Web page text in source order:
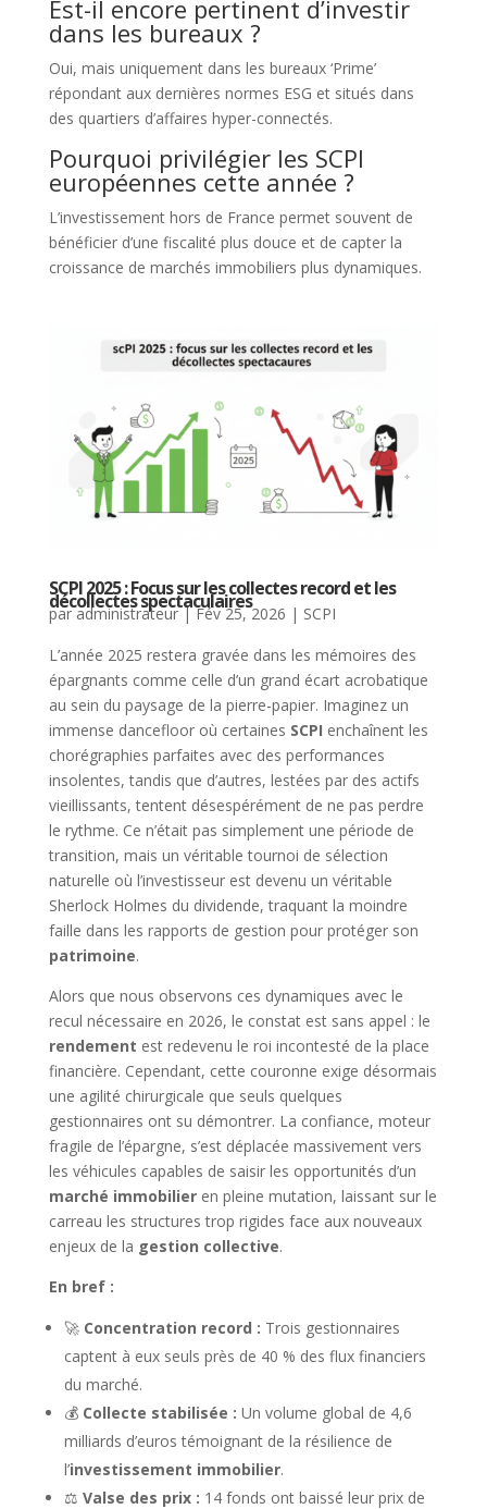
Est-il encore pertinent d’investir
dans les bureaux ?
Oui, mais uniquement dans les bureaux ‘Prime’
répondant aux dernières normes ESG et situés dans
des quartiers d’affaires hyper-connectés.
Pourquoi privilégier les SCPI
européennes cette année ?
L’investissement hors de France permet souvent de
bénéficier d’une fiscalité plus douce et de capter la
croissance de marchés immobiliers plus dynamiques.
SCPI 2025 : Focus sur les collectes record et les
décollectes spectaculaires
paradministrateur|Fév 25, 2026 | SCPI
L’année 2025 restera gravée dans les mémoires des
épargnants comme celle d’un grand écart acrobatique
au sein du paysage de la pierre-papier. Imaginez un
immense dancefloor où certaines SCPI enchaînent les
chorégraphies parfaites avec des performances
insolentes, tandis que d’autres, lestées par des actifs
vieillissants, tentent désespérément de ne pas perdre
le rythme. Ce n’était pas simplement une période de
transition, mais un véritable tournoi de sélection
naturelle où l’investisseur est devenu un véritable
Sherlock Holmes du dividende, traquant la moindre
faille dans les rapports de gestion pour protéger son
patrimoine.
Alors que nous observons ces dynamiques avec le
recul nécessaire en 2026, le constat est sans appel : le
rendement est redevenu le roi incontesté de la place
financière. Cependant, cette couronne exige désormais
une agilité chirurgicale que seuls quelques
gestionnaires ont su démontrer. La confiance, moteur
fragile de l’épargne, s’est déplacée massivement vers
les véhicules capables de saisir les opportunités d’un
marché immobilieren pleine mutation, laissant sur le
carreau les structures trop rigides face aux nouveaux
enjeux de la gestion collective.
En bref :
🚀 Concentration record : Trois gestionnaires
captent à eux seuls près de 40 % des flux financiers
du marché.
💰 Collecte stabilisée : Un volume global de 4,6
milliards d’euros témoignant de la résilience de
l’investissement immobilier.
⚖️ Valse des prix : 14 fonds ont baissé leur prix de